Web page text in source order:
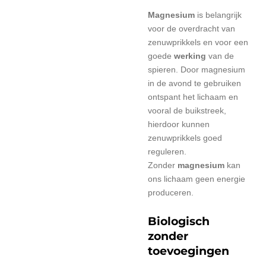
Magnesium is belangrijk
voor de overdracht van
zenuwprikkels en voor een
goede werking van de
spieren. Door magnesium
in de avond te gebruiken
ontspant het lichaam en
vooral de buikstreek,
hierdoor kunnen
zenuwprikkels goed
reguleren.
Zonder magnesium kan
ons lichaam geen energie
produceren.
Biologisch
zonder
toevoegingen